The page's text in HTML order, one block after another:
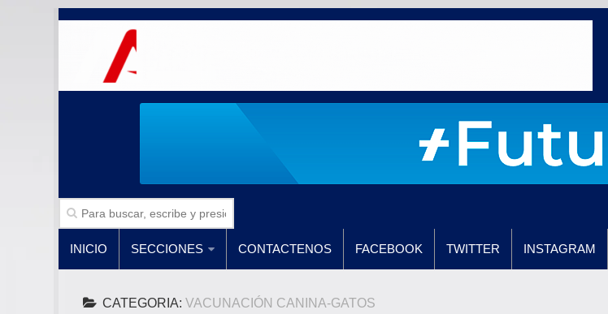
INICIO SECCIONES CONTACTENOS FACEBOOK TWITTER INSTAGRAM
CATEGORIA: VACUNACIÓN CANINA-GATOS